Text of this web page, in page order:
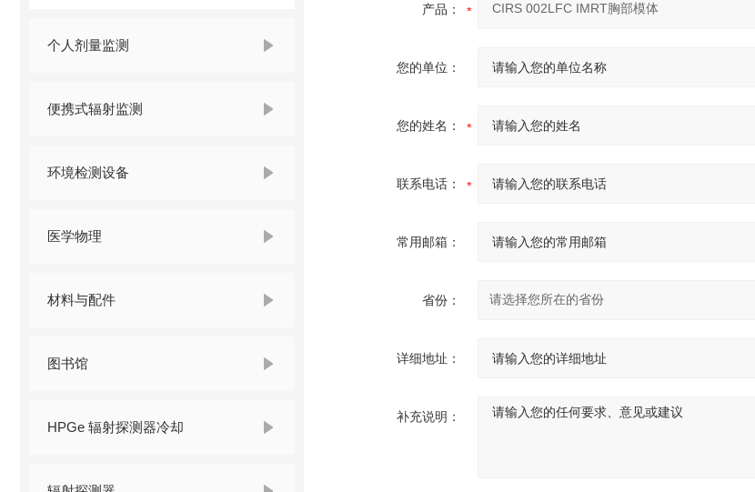
个人剂量监测
便携式辐射监测
环境检测设备
医学物理
材料与配件
图书馆
HPGe 辐射探测器冷却
产品：
您的单位：
您的姓名：
联系电话：
常用邮箱：
省份：
详细地址：
补充说明：